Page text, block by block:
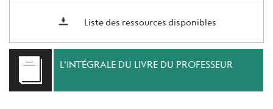
Liste des ressources disponibles
L'INTÉGRALE DU LIVRE DU PROFESSEUR